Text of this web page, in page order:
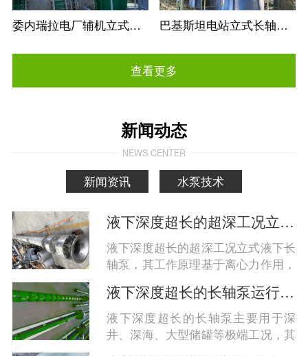
委内瑞拉电厂辅机立式长轴循环水泵 巴基斯坦电站立式长轴循环水泵
查看更多
新闻动态
NEWS CENTER
新闻资讯 水泵技术
液下深度超长的超深工况立式液下长轴泵工作原理和技术核心
液下深度超长的超深工况立式液下长
轴泵，其工作原理基于离心力作用，
现液体的高效垂直输送；技术核心在
于分段式长轴结构、多级支承系统、
耐腐蚀材料与智能密封设计的协同优
化，以应对百米级液深带来的力学、
液下深度超长的长轴泵运行工况分析
液下深度超长的长轴泵主要用于深
井、深海、大型储罐等极端工况，其